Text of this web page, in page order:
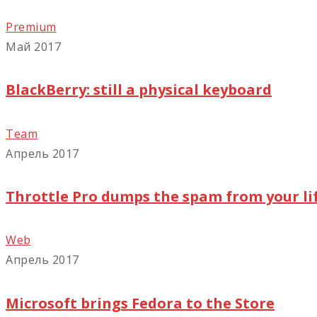
Premium
Май 2017
BlackBerry: still a physical keyboard
Team
Апрель 2017
Throttle Pro dumps the spam from your
Web
Апрель 2017
Microsoft brings Fedora to the Store